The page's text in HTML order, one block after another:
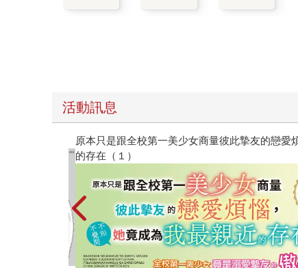
活動訊息
原本只是跟全校第一美少女商量彼此摯友的戀愛
的存在（１）